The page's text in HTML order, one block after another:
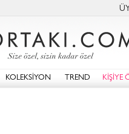
KOLEKSİYON TREND KİŞİYE